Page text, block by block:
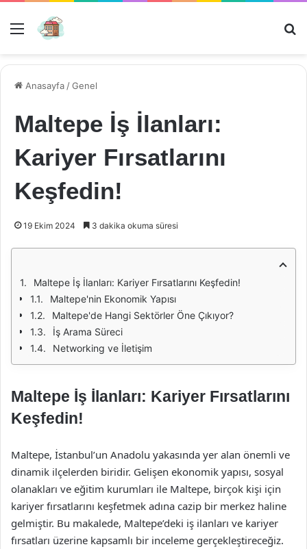
Menü
Anasayfa /Genel
Maltepe İş İlanları:
Kariyer Fırsatlarını
Keşfedin!
19 Ekim 2024 3 dakika okuma süresi
Maltepe İş İlanları: Kariyer Fırsatlarını Keşfedin!
Maltepe'nin Ekonomik Yapısı
Maltepe'de Hangi Sektörler Öne Çıkıyor?
İş Arama Süreci
Networking ve İletişim
Maltepe İş İlanları: Kariyer Fırsatlarını
Keşfedin!
Maltepe, İstanbul’un Anadolu yakasında yer alan önemli ve
dinamik ilçelerden biridir. Gelişen ekonomik yapısı, sosyal
olanakları ve eğitim kurumları ile Maltepe, birçok kişi için
kariyer fırsatlarını keşfetmek adına cazip bir merkez haline
gelmiştir. Bu makalede, Maltepe’deki iş ilanları ve kariyer
fırsatları üzerine kapsamlı bir inceleme gerçekleştireceğiz.